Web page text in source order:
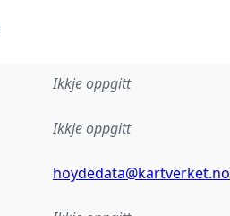
Ikkje oppgitt
Ikkje oppgitt
hoydedata@kartverket.no